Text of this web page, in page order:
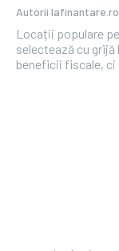
Autorii Iafinantare.ro
Locații populare
selectează cu
beneficii fiscale, ci